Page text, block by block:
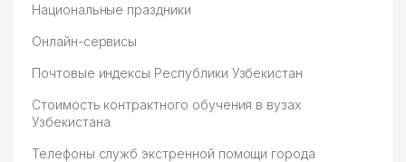
Национальные праздники
Онлайн-сервисы
Почтовые индексы Республики Узбекистан
Стоимость контрактного обучения в вузах
Узбекистана
Телефоны служб экстренной помощи города